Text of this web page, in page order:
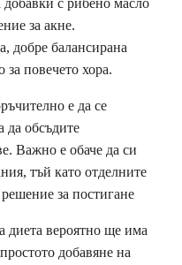
за акне.
добре балансирана
за повечето хора.
е да се
да обсъдите
Важно е обаче да си
тъй като отделните
за постигане
диета вероятно ще има
добавяне на